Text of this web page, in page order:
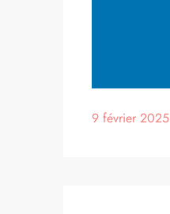
9 février 2025